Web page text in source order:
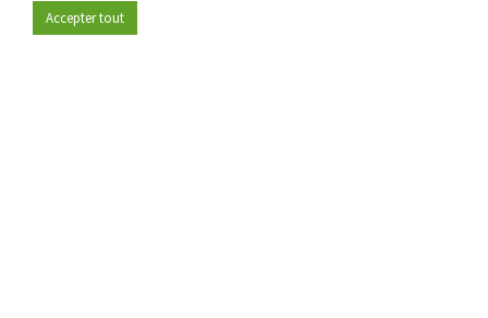
Devenez membre
Accepter tout